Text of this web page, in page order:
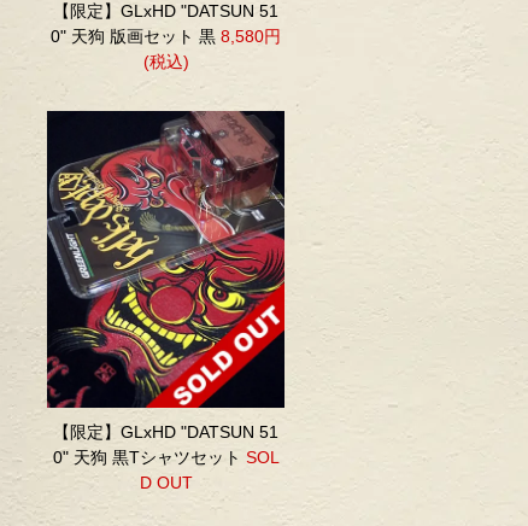
【限定】GLxHD "DATSUN 51
0" 天狗 版画セット 黒 8,580円
(税込)
【限定】GLxHD "DATSUN 51
0" 天狗 黒Tシャツセット SOL
D OUT